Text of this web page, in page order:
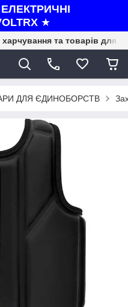
★
та товарів для
ДЛЯ ЄДИНОБОРСТВ